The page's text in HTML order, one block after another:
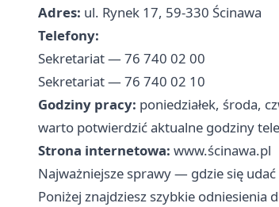
Adres: ul. Rynek 17, 59-330 Ścinawa
Telefony:
Sekretariat — 76 740 02 00
Sekretariat — 76 740 02 10
Godziny pracy: poniedziałek, środa,
warto potwierdzić aktualne godziny
Strona internetowa: www.ścinawa.pl
Najważniejsze sprawy — gdzie się udać
Poniżej znajdziesz szybkie odniesienia